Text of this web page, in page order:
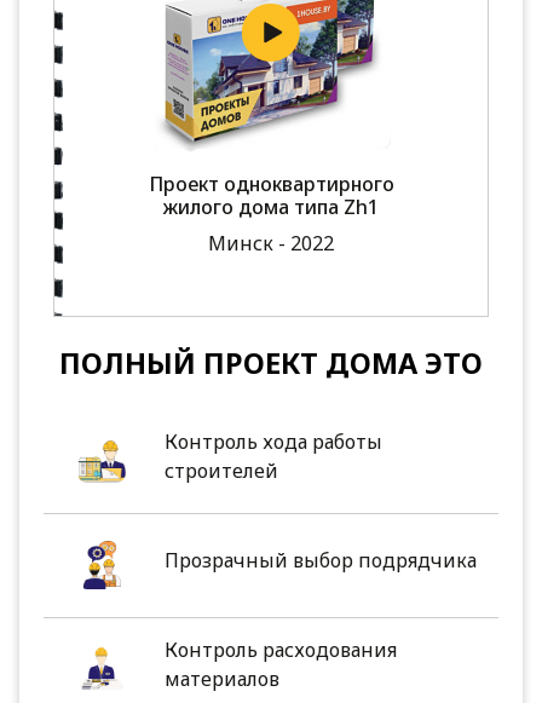
Проект одноквартирного
жилого дома типа Zh1
Минск - 2022
ПОЛНЫЙ ПРОЕКТ ДОМА ЭТО
Контроль хода работы
строителей
Прозрачный выбор подрядчика
Контроль расходования
материалов